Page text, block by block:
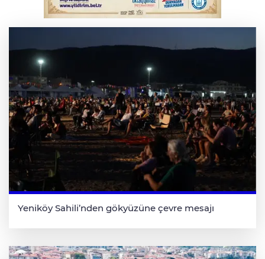
Yükseköğretim Kanununda değişiklik
Resmi Gazete'de
Yeniköy Sahili’nden gökyüzüne çevre mesajı